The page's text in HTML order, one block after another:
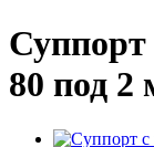
80 под